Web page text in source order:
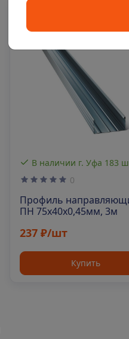
В наличии г. Уфа 183
Код: 00-00008127
0
Профиль
ПН 75х40х0,45мм, 3м
237 ₽/шт
Купить